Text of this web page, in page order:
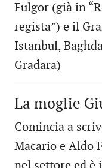
Fulgor (già in
regista”) e il
Istanbul,
Gradara)
La moglie
Comincia a
Macario e Aldo